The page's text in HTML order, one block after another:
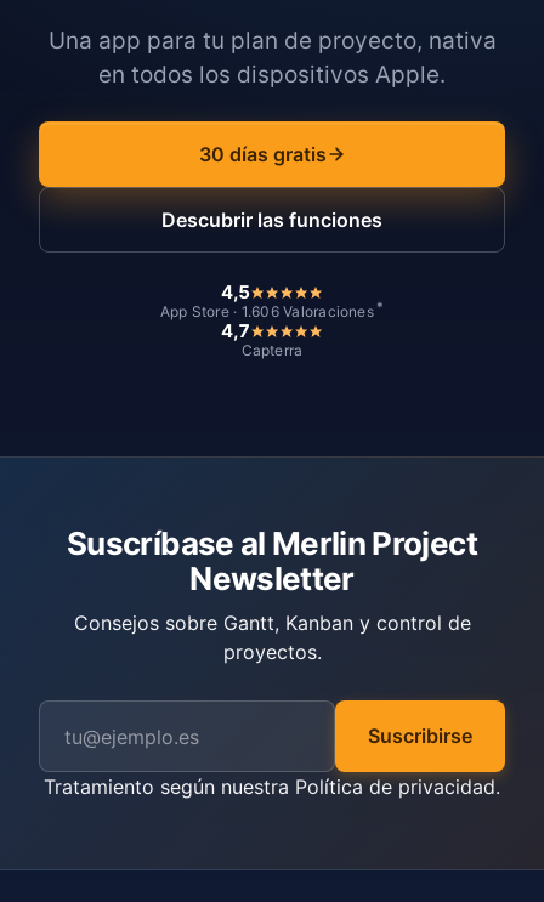
Una app para tu plan de proyecto, nativa
en todos los dispositivos Apple.
30 días gratis
Descubrir las funciones
4,5
App Store · 1.606 Valoraciones *
4,7
Capterra
Suscríbase al Merlin Project
Newsletter
Consejos sobre Gantt, Kanban y control de
proyectos.
Suscribirse
Tratamiento según nuestra Política de privacidad.